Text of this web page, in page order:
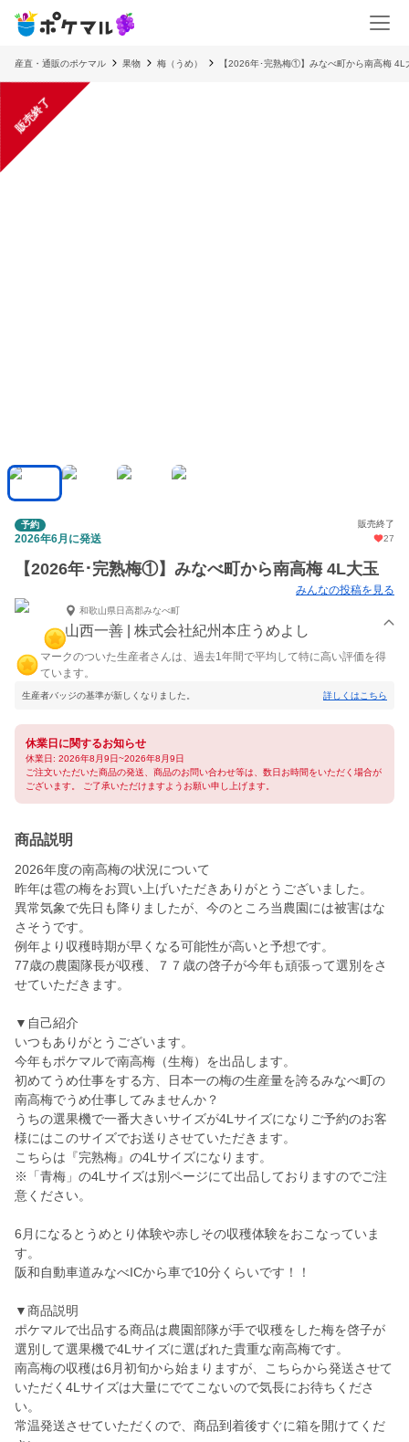
産直・通販のポケマル 果物 梅（うめ） 【2026年･完熟梅①】みなべ町から南高梅 4L
販売終了
予約 販売終了
2026年6月に発送 27
【2026年･完熟梅①】みなべ町から南高梅 4L大玉
みんなの投稿を見る
和歌山県日高郡みなべ町
山西一善 | 株式会社紀州本庄うめよし
マークのついた生産者さんは、過去1年間で平均して特に高い評価を得
ています。
生産者バッジの基準が新しくなりました。 詳しくはこちら
休業日に関するお知らせ
休業日: 2026年8月9日~2026年8月9日
ご注文いただいた商品の発送、商品のお問い合わせ等は、数日お時間をいただく場合が
ございます。 ご了承いただけますようお願い申し上げます。
商品説明
2026年度の南高梅の状況について
昨年は雹の梅をお買い上げいただきありがとうございました。
異常気象で先日も降りましたが、今のところ当農園には被害はな
さそうです。
例年より収穫時期が早くなる可能性が高いと予想です。
77歳の農園隊長が収穫、７７歳の啓子が今年も頑張って選別をさ
せていただきます。
▼自己紹介
いつもありがとうございます。
今年もポケマルで南高梅（生梅）を出品します。
初めてうめ仕事をする方、日本一の梅の生産量を誇るみなべ町の
南高梅でうめ仕事してみませんか？
うちの選果機で一番大きいサイズが4Lサイズになりご予約のお客
様にはこのサイズでお送りさせていただきます。
こちらは『完熟梅』の4Lサイズになります。
※「青梅」の4Lサイズは別ページにて出品しておりますのでご注
意ください。
6月になるとうめとり体験や赤しその収穫体験をおこなっていま
す。
阪和自動車道みなべICから車で10分くらいです！！
▼商品説明
ポケマルで出品する商品は農園部隊が手で収穫をした梅を啓子が
選別して選果機で4Lサイズに選ばれた貴重な南高梅です。
南高梅の収穫は6月初旬から始まりますが、こちらから発送させて
いただく4Lサイズは大量にでてこないので気長にお待ちくださ
い。
常温発送させていただくので、商品到着後すぐに箱を開けてくだ